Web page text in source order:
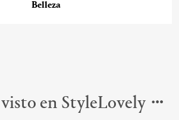
Belleza
en StyleLovely